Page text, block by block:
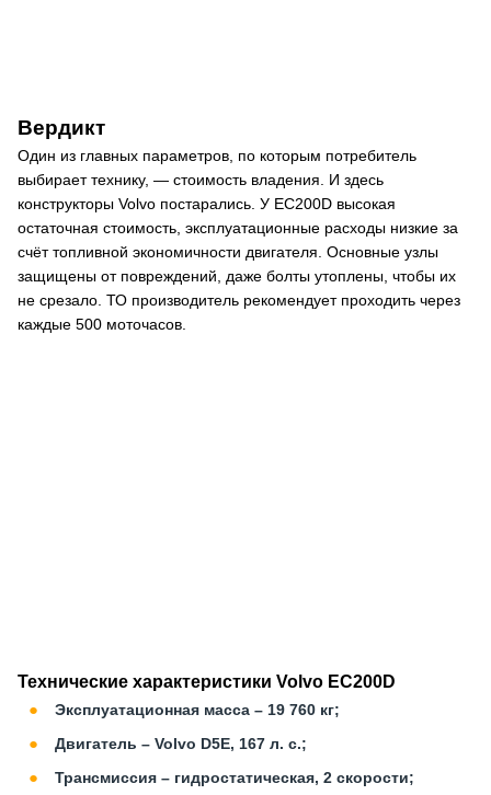
Вердикт
Один из главных параметров, по которым потребитель
выбирает технику, — стоимость владения. И здесь
конструкторы Volvo постарались. У EC200D высокая
остаточная стоимость, эксплуатационные расходы низкие за
счёт топливной экономичности двигателя. Основные узлы
защищены от повреждений, даже болты утоплены, чтобы их
не срезало. ТО производитель рекомендует проходить через
каждые 500 моточасов.
Технические характеристики Volvo EC200D
Эксплуатационная масса – 19 760 кг;
Двигатель – Volvo D5E, 167 л. с.;
Трансмиссия – гидростатическая, 2 скорости;